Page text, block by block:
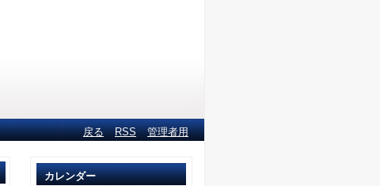
戻る RSS 管理者用
カレンダー